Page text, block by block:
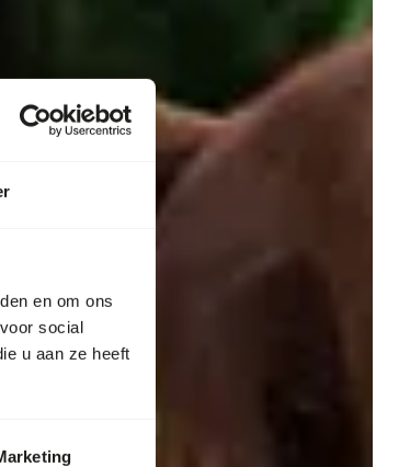
en om ons
social
u aan ze heeft